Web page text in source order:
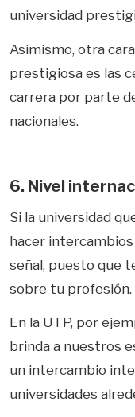
universidad
Asimismo, otra
prestigiosa es las
carrera por parte
nacionales.
6. Nivel
Si la universidad
hacer intercambios
señal, puesto que
sobre tu profesión.
En la UTP, por
brinda a nuestros
un intercambio
universidades